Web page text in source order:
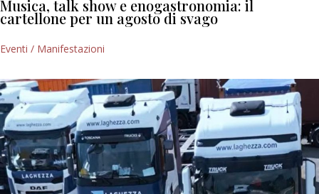
Musica, talk show e enogastronomia: il
cartellone per un agosto di svago
Eventi / Manifestazioni